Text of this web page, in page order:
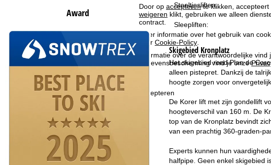
Door op accepterente klikken, accepteert
weigeren klikt, gebruiken we alleen
contract.
Meer informatie over het gebruik van
over Cookie-Policy
Informatie over de verantwoordelijke vind
gegevensbescherming vind je onze
Accepteren
Award
n
a
Stoeltjesliften:
Sleepliften:
Skigebied Kronplatz
Het skigebied rond Plan de
alleen pistepret. Dankzij de
hoogte zorgen voor
De Korer lift met zijn gondellift
hoogteverschil van 160 m. De
top van de Kronplatz bevindt
van een prachtig 360-graden-
Experts kunnen hun
halfpipe. Geen enkel skigebied